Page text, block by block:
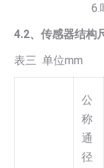
6.
4.2、传感器结构
表三 单位mm
公
称
通
径